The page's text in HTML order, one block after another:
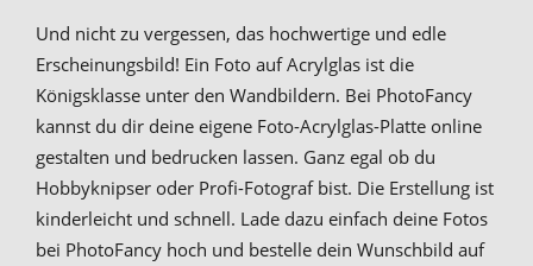
Und nicht zu vergessen, das hochwertige und edle
Erscheinungsbild! Ein Foto auf Acrylglas ist die
Königsklasse unter den Wandbildern. Bei PhotoFancy
kannst du dir deine eigene Foto-Acrylglas-Platte online
gestalten und bedrucken lassen. Ganz egal ob du
Hobbyknipser oder Profi-Fotograf bist. Die Erstellung ist
kinderleicht und schnell. Lade dazu einfach deine Fotos
bei PhotoFancy hoch und bestelle dein Wunschbild auf